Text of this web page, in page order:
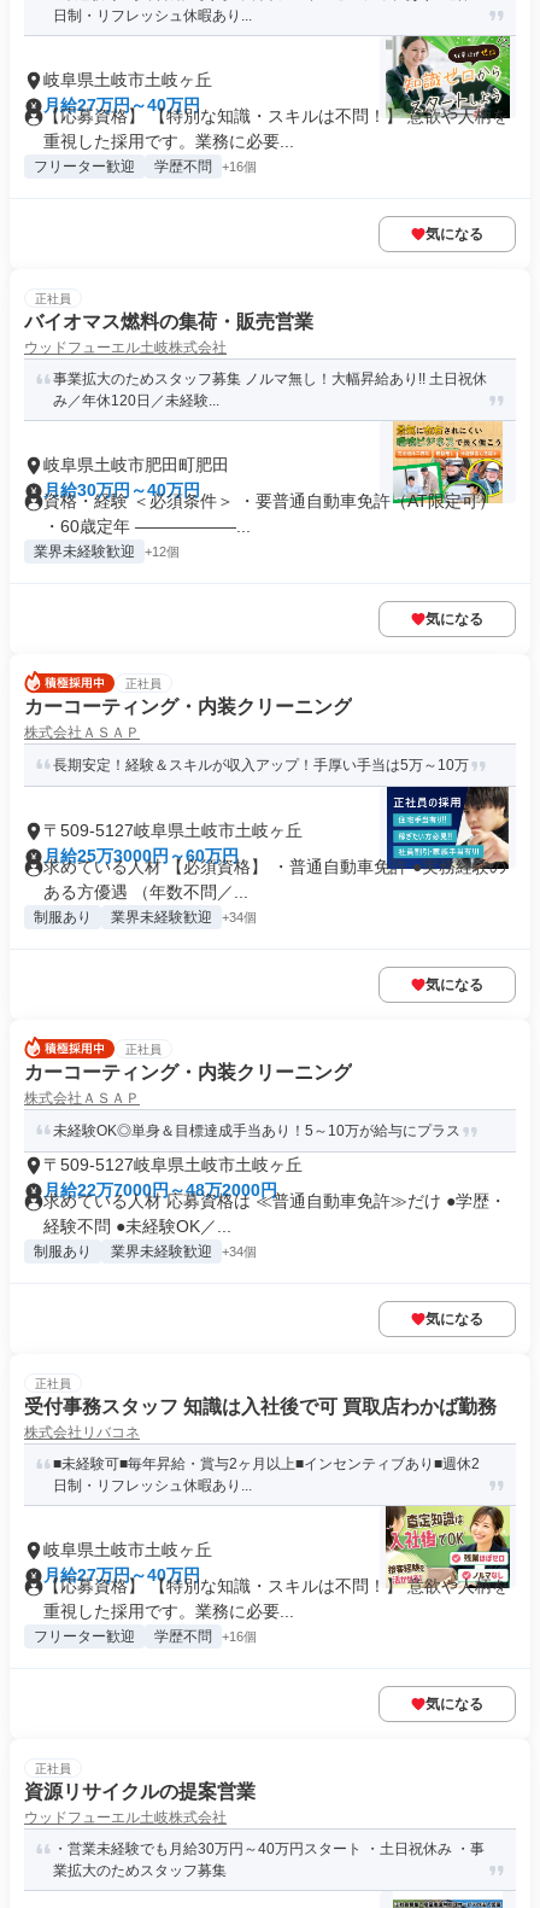
日制・リフレッシュ休暇あり...
岐阜県土岐市土岐ヶ丘
月給27万円～40万円
【応募資格】 【特別な知識・スキルは不問！】 意欲や人柄を
重視した採用です。業務に必要...
フリーター歓迎 学歴不問 +16個
気になる
正社員
バイオマス燃料の集荷・販売営業
ウッドフューエル土岐株式会社
事業拡大のためスタッフ募集 ノルマ無し！大幅昇給あり!! 土日祝休
み／年休120日／未経験...
岐阜県土岐市肥田町肥田
月給30万円～40万円
資格・経験 ＜必須条件＞ ・要普通自動車免許（AT限定可）
・60歳定年 ――――――...
業界未経験歓迎 +12個
気になる
正社員
カーコーティング・内装クリーニング
株式会社ＡＳＡＰ
長期安定！経験＆スキルが収入アップ！手厚い手当は5万～10万
〒509-5127岐阜県土岐市土岐ヶ丘
月給25万3000円～60万円
求めている人材 【必須資格】 ・普通自動車免許 ●実務経験の
ある方優遇 （年数不問／...
制服あり 業界未経験歓迎 +34個
気になる
正社員
カーコーティング・内装クリーニング
株式会社ＡＳＡＰ
未経験OK◎単身＆目標達成手当あり！5～10万が給与にプラス
〒509-5127岐阜県土岐市土岐ヶ丘
月給22万7000円～48万2000円
求めている人材 応募資格は ≪普通自動車免許≫だけ ●学歴・
経験不問 ●未経験OK／...
制服あり 業界未経験歓迎 +34個
気になる
正社員
受付事務スタッフ 知識は入社後で可 買取店わかば勤務
株式会社リバコネ
■未経験可■毎年昇給・賞与2ヶ月以上■インセンティブあり■週休2
日制・リフレッシュ休暇あり...
岐阜県土岐市土岐ヶ丘
月給27万円～40万円
【応募資格】 【特別な知識・スキルは不問！】 意欲や人柄を
重視した採用です。業務に必要...
フリーター歓迎 学歴不問 +16個
気になる
正社員
資源リサイクルの提案営業
ウッドフューエル土岐株式会社
・営業未経験でも月給30万円～40万円スタート ・土日祝休み ・事
業拡大のためスタッフ募集